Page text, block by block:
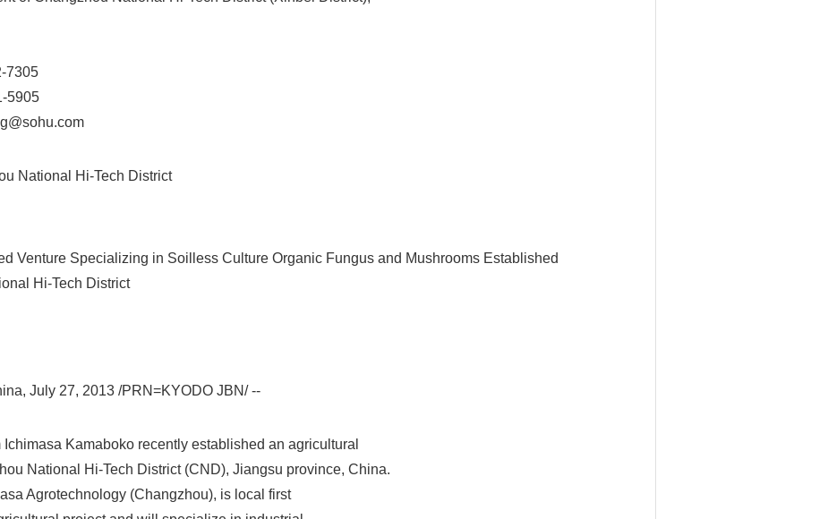
7305
5905
National Hi-Tech District
Venture Specializing in Soilless Culture Organic Fungus and Mushrooms Established
Hi-Tech District
July 27, 2013 /PRN=KYODO JBN/ --
Kamaboko recently established an agricultural
National Hi-Tech District (CND), Jiangsu province, China.
Agrotechnology (Changzhou), is local first